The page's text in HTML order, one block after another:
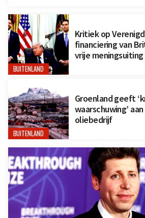
BUITENLAND
Kritiek op
financiering van
vrije meningsuiting
BUITENLAND
Groenland geeft
waarschuwing’
oliebedrijf